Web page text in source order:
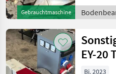
Gebrauchtmaschine
Standort
EY-20
Bj. 2023